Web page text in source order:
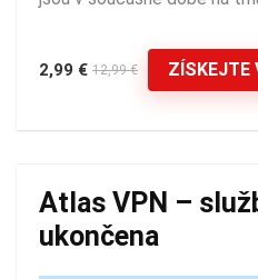
2,99 € 12,99 € ZÍSKEJTE
Atlas VPN –
ukončena